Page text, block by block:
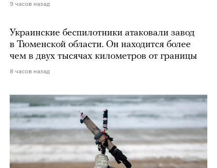
9 часов назад
Украинские беспилотники атаковали завод
в Тюменской области. Он находится более
чем в двух тысячах километров от границы
8 часов назад